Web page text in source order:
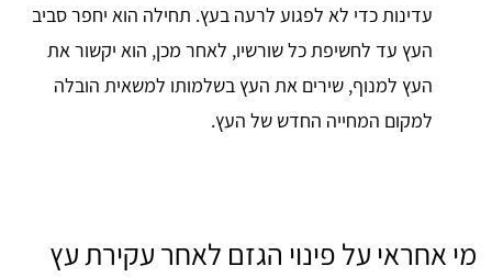
עדינות כדי לא לפגוע לרעה בעץ. תחילה הוא יחפר סביב
העץ עד לחשיפת כל שורשיו, לאחר מכן, הוא יקשור את
העץ למנוף, שירים את העץ בשלמותו למשאית הובלה
למקום המחייה החדש של העץ.
מי אחראי על פינוי הגזם לאחר עקירת עץ